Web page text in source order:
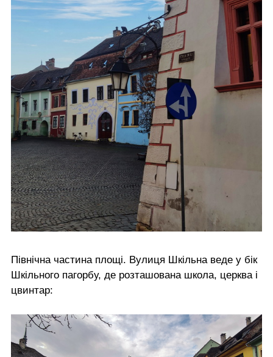
Північна частина площі. Вулиця Шкільна веде у бік
Шкільного пагорбу, де розташована школа, церква і
цвинтар: